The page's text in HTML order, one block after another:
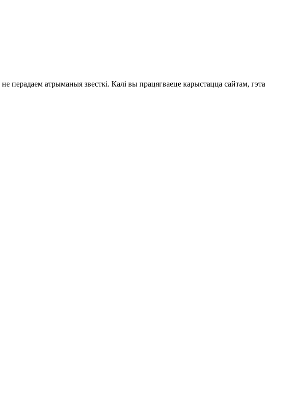
атрыманыя звесткі. Калі вы працягваеце карыстацца сайтам, гэта